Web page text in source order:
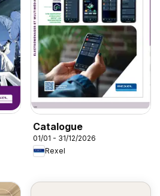
Catalogue
01/01 - 31/12/2026
Rexel